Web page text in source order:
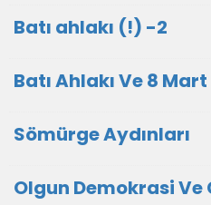
Batı ahlakı (!) -2
Batı Ahlakı Ve 8 Mart
Sömürge Aydınları
Olgun Demokrasi